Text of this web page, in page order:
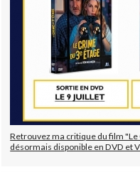
Retrouvez ma critique du film "Le
désormais disponible en DVD et